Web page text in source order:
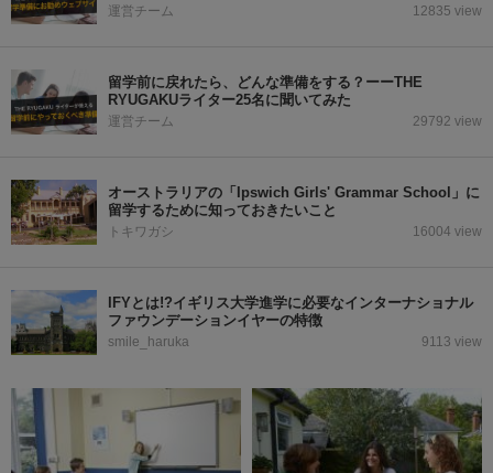
運営チーム 12835 view
留学前に戻れたら、どんな準備をする？ーーTHE
RYUGAKUライター25名に聞いてみた
運営チーム 29792 view
オーストラリアの「Ipswich Girls' Grammar School」に
留学するために知っておきたいこと
トキワガシ 16004 view
IFYとは!?イギリス大学進学に必要なインターナショナル
ファウンデーションイヤーの特徴
smile_haruka 9113 view